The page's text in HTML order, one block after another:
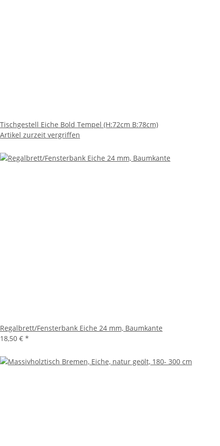
Tischgestell Eiche Bold Tempel (H:72cm B:78cm)
Artikel zurzeit vergriffen
Regalbrett/Fensterbank Eiche 24 mm, Baumkante
18,50 € *